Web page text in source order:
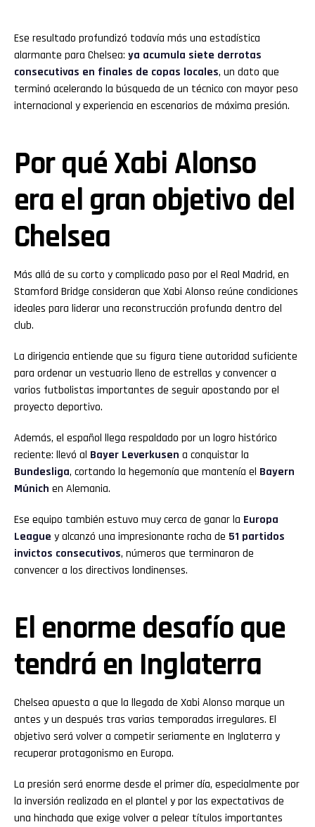
Ese resultado profundizó todavía más una estadística
alarmante para Chelsea: ya acumula siete derrotas
consecutivas en finales de copas locales, un dato que
terminó acelerando la búsqueda de un técnico con mayor peso
internacional y experiencia en escenarios de máxima presión.
Por qué Xabi Alonso
era el gran objetivo del
Chelsea
Más allá de su corto y complicado paso por el Real Madrid, en
Stamford Bridge consideran que Xabi Alonso reúne condiciones
ideales para liderar una reconstrucción profunda dentro del
club.
La dirigencia entiende que su figura tiene autoridad suficiente
para ordenar un vestuario lleno de estrellas y convencer a
varios futbolistas importantes de seguir apostando por el
proyecto deportivo.
Además, el español llega respaldado por un logro histórico
reciente: llevó al Bayer Leverkusen a conquistar la
Bundesliga, cortando la hegemonía que mantenía el Bayern
Múnich en Alemania.
Ese equipo también estuvo muy cerca de ganar la Europa
League y alcanzó una impresionante racha de 51 partidos
invictos consecutivos, números que terminaron de
convencer a los directivos londinenses.
El enorme desafío que
tendrá en Inglaterra
Chelsea apuesta a que la llegada de Xabi Alonso marque un
antes y un después tras varias temporadas irregulares. El
objetivo será volver a competir seriamente en Inglaterra y
recuperar protagonismo en Europa.
La presión será enorme desde el primer día, especialmente por
la inversión realizada en el plantel y por las expectativas de
una hinchada que exige volver a pelear títulos importantes